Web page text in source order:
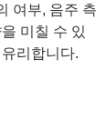
여부, 음주 측
미칠 수 있
리합니다.